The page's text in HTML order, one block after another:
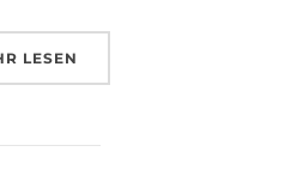
ÜBER „TAG 7, SONNTAG,
LESEN